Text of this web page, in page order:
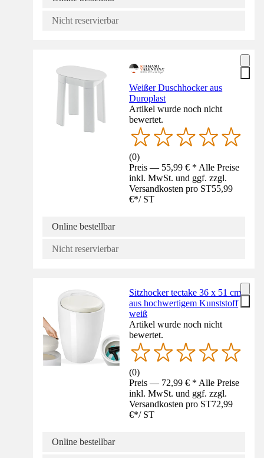
Nicht reservierbar
Weißer Duschhocker aus
Duroplast
Artikel wurde noch nicht
bewertet.
(0)
Preis — 55,99 € * Alle Preise
inkl. MwSt. und ggf. zzgl.
Versandkosten pro ST55,99
€*/ ST
Online bestellbar
Nicht reservierbar
Sitzhocker tectake 36 x 51 cm
aus hochwertigem Kunststoff
weiß
Artikel wurde noch nicht
bewertet.
(0)
Preis — 72,99 € * Alle Preise
inkl. MwSt. und ggf. zzgl.
Versandkosten pro ST72,99
€*/ ST
Online bestellbar